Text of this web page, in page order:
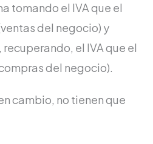
tomando el IVA que el
del negocio) y
el IVA que el
del negocio).
cambio, no tienen que